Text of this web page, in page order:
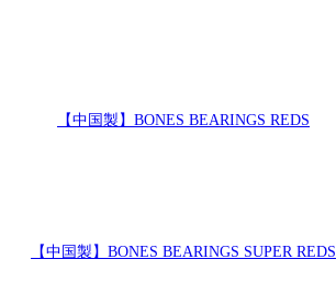
【中国製】BONES BEARINGS REDS
【中国製】BONES BEARINGS SUPER REDS